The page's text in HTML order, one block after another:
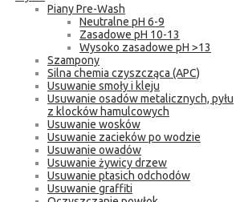
Piany Pre-Wash
Neutralne pH 6-9
Zasadowe pH 10-13
Wysoko zasadowe pH >13
Szampony
Silna chemia czyszcząca (APC)
Usuwanie smoły i kleju
Usuwanie osadów metalicznych, pyłu
z klocków hamulcowych
Usuwanie wosków
Usuwanie zacieków po wodzie
Usuwanie owadów
Usuwanie żywicy drzew
Usuwanie ptasich odchodów
Usuwanie graffiti